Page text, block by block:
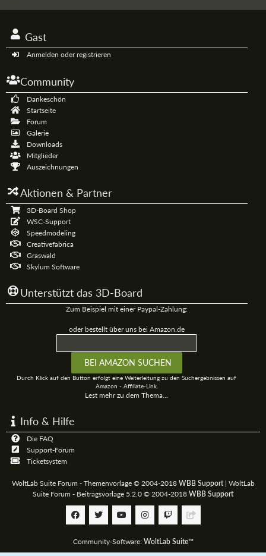
Gast
Anmelden oder registrieren
Community
Dankeschön
Startseite
Forum
Galerie
Downloads
Mitglieder
Auszeichnungen
Aktionen & Partner
3D-Board Shop
WSC-Support
Speedmodeling
Creativefabrica
Graswald
Skylum Software
Unterstützt das 3D-Board
Zum Beispiel mit einer Paypal-Zahlung:
oder bestellt über uns bei Amazon.de
Durch Klick auf den Button erfolgt eine Weiterleitung zu den Suchergebnissen auf
Amazon - Affiliate-Link.
Lest mehr zu dem Thema...
Info & Hilfe
Die FAQ
Support-Forum
Ticketsystem
WoltLab Suite Forum - Themenvorlage © 2004-2018 WBB Support| WoltLab
Suite Forum - Beitragsvorlage 5.2.0 © 2004-2018 WBB Support
Community-Software: WoltLab Suite™